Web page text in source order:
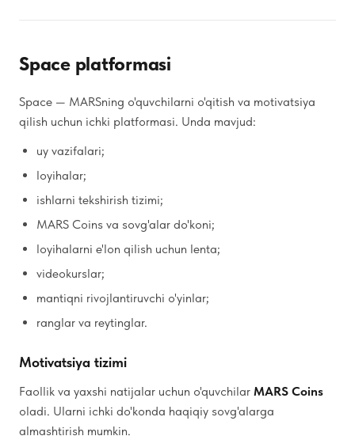
Space platformasi
Space — MARSning o'quvchilarni o'qitish va motivatsiya
qilish uchun ichki platformasi. Unda mavjud:
uy vazifalari;
loyihalar;
ishlarni tekshirish tizimi;
MARS Coins va sovg'alar do'koni;
loyihalarni e'lon qilish uchun lenta;
videokurslar;
mantiqni rivojlantiruvchi o'yinlar;
ranglar va reytinglar.
Motivatsiya tizimi
Faollik va yaxshi natijalar uchun o'quvchilar MARS Coins
oladi. Ularni ichki do'konda haqiqiy sovg'alarga
almashtirish mumkin.